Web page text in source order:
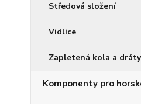
Středová složení
Vidlice
Zapletená kola a dráty
Komponenty pro